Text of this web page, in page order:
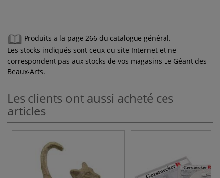
Produits à la page 266 du catalogue général.
Les stocks indiqués sont ceux du site Internet et ne
correspondent pas aux stocks de vos magasins Le Géant des
Beaux-Arts.
Les clients ont aussi acheté ces
articles